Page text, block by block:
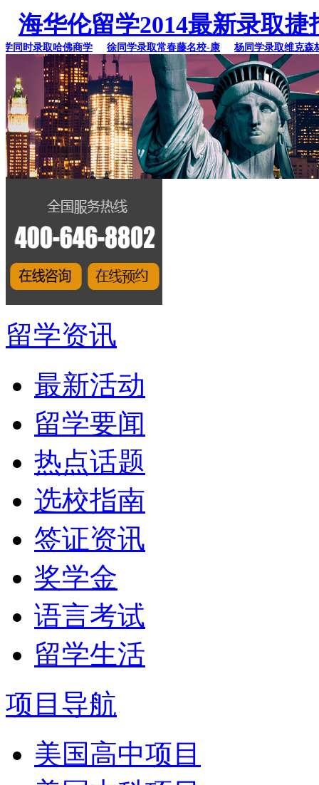
海华伦留学2014最新录取捷
时录取哈佛商学 徐同学录取常春藤名校-康 杨同学录取维克森林大
留学资讯
最新活动
留学要闻
热点话题
选校指南
签证资讯
奖学金
语言考试
留学生活
项目导航
美国高中项目